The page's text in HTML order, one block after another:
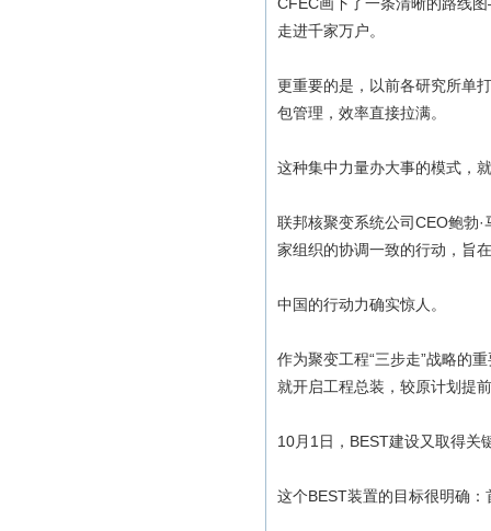
走进千家万户。
更重要的是，以前各研究所单
包管理，效率直接拉满。
这种集中力量办大事的模式，
联邦核聚变系统公司CEO鲍勃
家组织的协调一致的行动，旨
中国的行动力确实惊人。
作为聚变工程“三步走”战略的
就开启工程总装，较原计划提
10月1日，BEST建设又取得关
这个BEST装置的目标很明确